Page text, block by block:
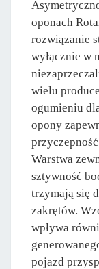
oponach
rozwiązanie
wyłącznie w
wielu
ogumieniu
opony
Warstwa
sztywność
trzymają się
zakrętów.
wpływa
pojazd